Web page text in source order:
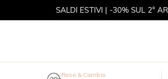
SALDI ESTIVI | -30% SUL 2°
Reso & Cambio